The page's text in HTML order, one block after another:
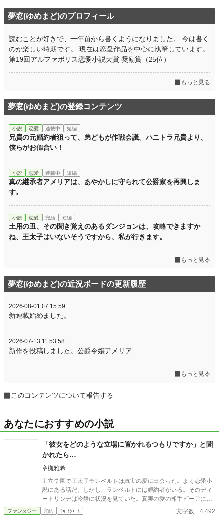
累計ポイント 23,816 pt (65,426 位)
夢窓(ゆめまど)のプロフィール
読むことが好きで、一年前から書くようになりました。 今は書く
のが楽しい時期です。 現在は恋愛作品を中心に執筆しています。
第19回アルファポリス恋愛小説大賞 奨励賞（25位）
もっと見る
夢窓(ゆめまど)の登録コンテンツ
小説 恋愛 連載中 短編
兄貴の元婚約者狙って、弟どもが作戦会議。ハニトラ兄貴より、
僕らがお似合い！
小説 恋愛 連載中 短編
真の継承者アメリアは、あやかしに守られて公爵家を再興しま
す。
小説 恋愛 完結 短編
土用の丑、その聞き覚えのあるダンジョンは、攻略できますか
ね、王太子はいないそうですから、私が行きます。
もっと見る
夢窓(ゆめまど)の近況ボードの更新履歴
2026-08-01 07:15:59
新連載始めました。
2026-07-13 11:53:58
新作を投稿しました。公爵令嬢アメリア
もっと見る
このコンテンツについて報告する
あなたにおすすめの小説
「彼女をどのような立場に置かれるつもりですか」と聞
かれたら…
章槻雅希
王立学園で王太子ランベルトは真実の愛に出会った。よく恋愛小
説にある話だ。しかし、ランベルトには婚約者がいる。そのディ
ートリンデは冷静に状況を見ていた。真実の愛の相手ピーアに警
告することもなく、ランベルトに諫言もしない。だが、ディート
リンデは将来の王太子妃としてランベルトに問いかけた。「彼女
ファンタジー 完結 ｼｮｰﾄｼｮｰﾄ 文字数：4,492